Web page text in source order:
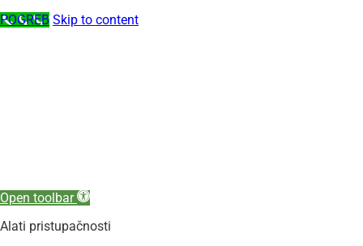
POGREB Skip to content
Open toolbar
Alati pristupačnosti